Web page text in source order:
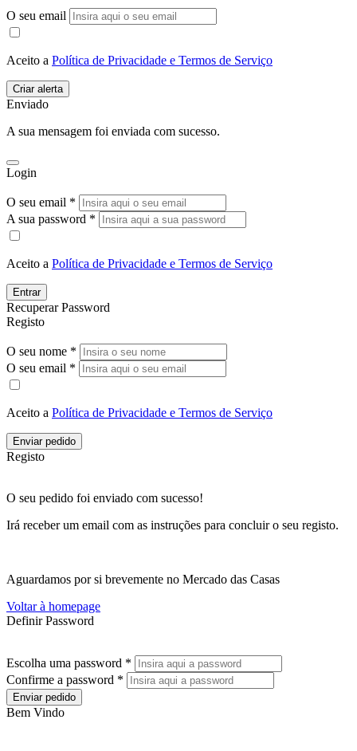
O seu email
Aceito a Política de Privacidade e Termos de Serviço
Enviado
A sua mensagem foi enviada com sucesso.
Login
O seu email *
A sua password *
Aceito a Política de Privacidade e Termos de Serviço
Entrar
Recuperar Password
Registo
O seu nome *
O seu email *
Aceito a Política de Privacidade e Termos de Serviço
Enviar pedido
Registo
O seu pedido foi enviado com sucesso!
Irá receber um email com as instruções para concluir o seu registo.
Aguardamos por si brevemente no Mercado das Casas
Voltar à homepage
Definir Password
Escolha uma password *
Confirme a password *
Enviar pedido
Bem Vindo